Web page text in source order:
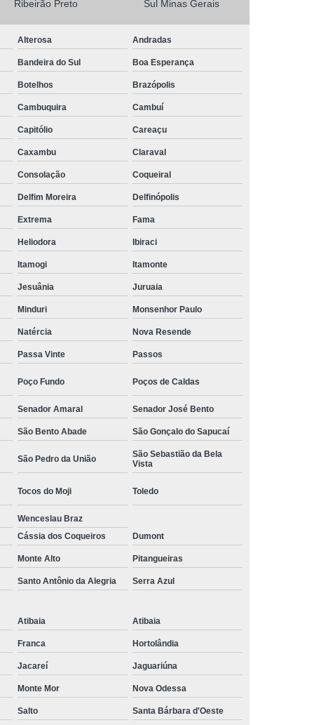
Camisa Social Manga Longa
Camisa Social Manga Longa Preta
Camisa Social Masculina Preta Manga Longa
Camisa a Rigor Social Masculina
Social Branca Masculina
Camisa Social Jeans Masculina
Social Masculina a Rigor
Manga Longa Social Masculina Preço
Social Branca Masculina Preço
Camisa Social Jeans Masculina Preço
Camisa Social Masculina Manga Curta Preço
Camisa Social Masculina Preço
Camisa Social Masculina Slim Preço
Fábrica Camisa Social
Fábrica de Camisa Social
Fábrica de Camisa Social Masculina
Loja de Fábrica Camisa Social
Loja de Moda Masculina Online
Loja Moda Masculina Executivo
Social
Loja Virtual Moda Masculina
Moda Básica Masculina
Masculina
Moda Masculina
Social
Moda Masculina Esporte Fino
Social
Moda Plus Size Masculina
Roupas Estilosas Masculinas
Moda
Roupas Masculinas Esporte Fino
Ribeirão Preto Sul Minas Gerais
Alterosa Andradas
Bandeira do Sul Boa Esperança
Botelhos Brazópolis
Cambuquira Cambuí
Capitólio Careaçu
Caxambu Claraval
Consolação Coqueiral
Delfim Moreira Delfinópolis
Extrema Fama
Heliodora Ibiraci
Itamogi Itamonte
Jesuânia Juruaia
Minduri Monsenhor Paulo
Natércia Nova Resende
Passa Vinte Passos
Poço Fundo Poços de Caldas
Senador Amaral Senador José Bento
São Bento Abade São Gonçalo do Sapucaí
São Pedro da União
São Sebastião da Bela
Vista
Tocos do Moji Toledo
Wenceslau Braz
Cássia dos Coqueiros Dumont
Monte Alto Pitangueiras
Santo Antônio da Alegria Serra Azul
Atibaia Atibaia
Franca Hortolândia
Jacareí Jaguariúna
Monte Mor Nova Odessa
Salto Santa Bárbara d'Oeste